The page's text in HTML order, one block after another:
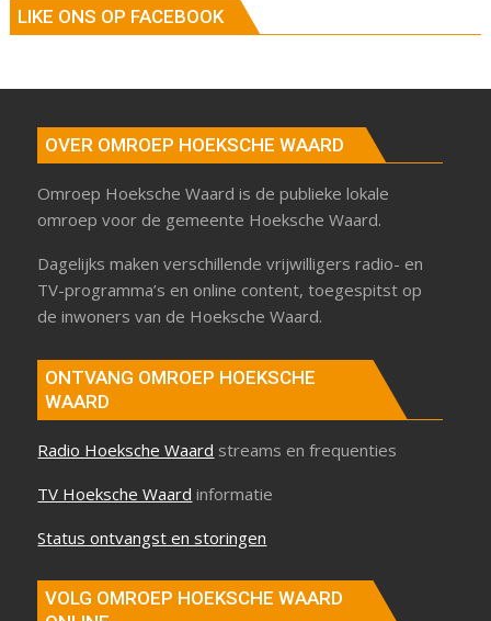
LIKE ONS OP FACEBOOK
OVER OMROEP HOEKSCHE WAARD
Omroep Hoeksche Waard is de publieke lokale
omroep voor de gemeente Hoeksche Waard.
Dagelijks maken verschillende vrijwilligers radio- en
TV-programma’s en online content, toegespitst op
de inwoners van de Hoeksche Waard.
ONTVANG OMROEP HOEKSCHE
WAARD
Radio Hoeksche Waard streams en frequenties
TV Hoeksche Waard informatie
Status ontvangst en storingen
VOLG OMROEP HOEKSCHE WAARD